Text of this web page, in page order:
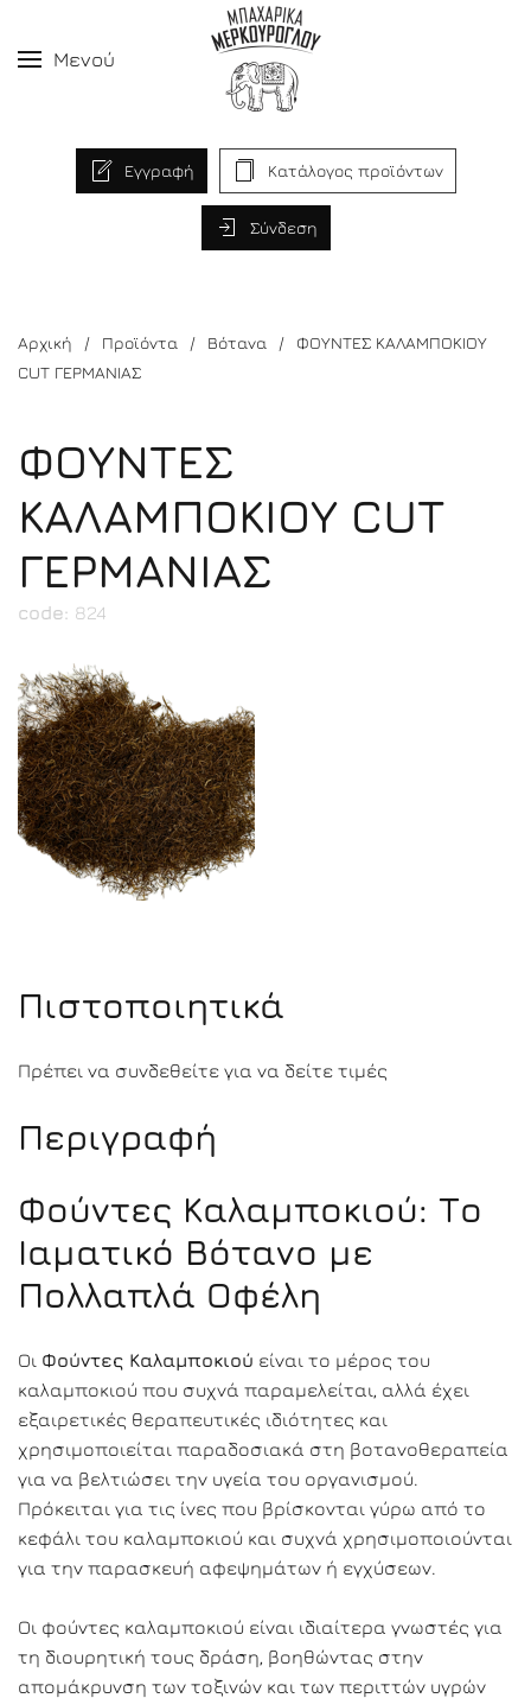
Μενού
Εγγραφή Κατάλογος προϊόντων
Σύνδεση
Αρχική Προϊόντα Βότανα
ΦΟΥΝΤΕΣ ΚΑΛΑΜΠΟΚΙΟΥ
CUT ΓΕΡΜΑΝΙΑΣ
ΦΟΥΝΤΕΣ
ΚΑΛΑΜΠΟΚΙΟΥ CUT
ΓΕΡΜΑΝΙΑΣ
code: 824
Πιστοποιητικά
Πρέπει να συνδεθείτε για να δείτε τιμές
Περιγραφή
Φούντες Καλαμποκιού: Το
Ιαματικό Βότανο με
Πολλαπλά Οφέλη
Οι Φούντες Καλαμποκιού είναι το μέρος του
καλαμποκιού που συχνά παραμελείται, αλλά έχει
εξαιρετικές θεραπευτικές ιδιότητες και
χρησιμοποιείται παραδοσιακά στη βοτανοθεραπεία
για να βελτιώσει την υγεία του οργανισμού.
Πρόκειται για τις ίνες που βρίσκονται γύρω από το
κεφάλι του καλαμποκιού και συχνά χρησιμοποιούνται
για την παρασκευή αφεψημάτων ή εγχύσεων.
Οι φούντες καλαμποκιού είναι ιδιαίτερα γνωστές για
τη διουρητική τους δράση, βοηθώντας στην
απομάκρυνση των τοξινών και των περιττών υγρών